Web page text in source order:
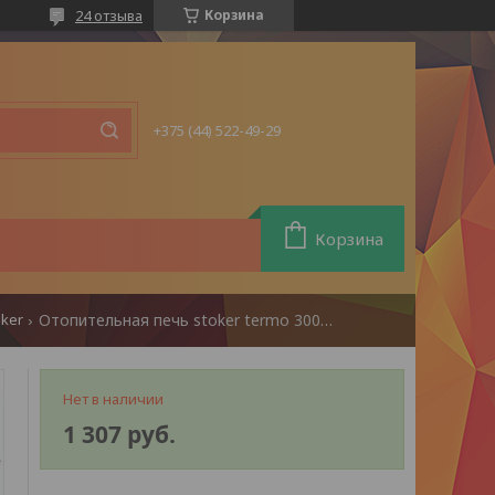
Корзина
24 отзыва
+375 (44) 522-49-29
Корзина
Отопительная печь stoker termo 300-c (2024)
Нет в наличии
1 307 руб.